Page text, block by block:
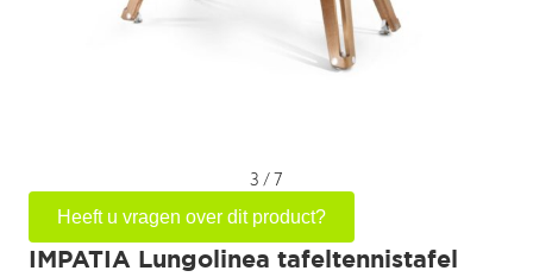
3 /7
Heeft u vragen over dit product?
IMPATIA Lungolinea tafeltennistafel